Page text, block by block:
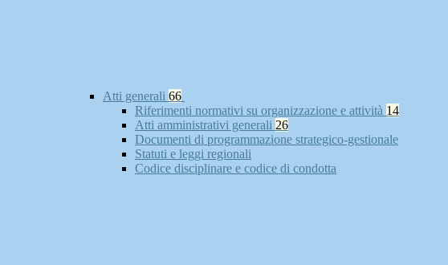
Atti generali 66
Riferimenti normativi su organizzazione e attività 14
Atti amministrativi generali 26
Documenti di programmazione strategico-gestionale
Statuti e leggi regionali
Codice disciplinare e codice di condotta